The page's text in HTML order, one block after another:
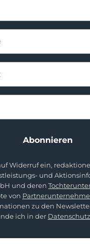
Abonnieren
Widerruf ein,
und
und deren
von
zu den
ich in der